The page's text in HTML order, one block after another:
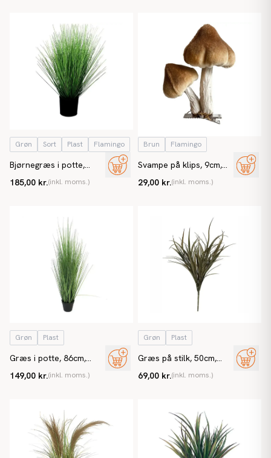
Grøn Sort Plast Flamingo
Bjørnegræs i potte,
185,00 kr.(inkl. moms.)
Brun Flamingo
Svampe på klips, 9cm,
29,00 kr.(inkl. moms.)
Grøn Plast
Græs i potte, 86cm,
149,00 kr.(inkl. moms.)
Grøn Plast
Græs på stilk, 50cm,
69,00 kr.(inkl. moms.)